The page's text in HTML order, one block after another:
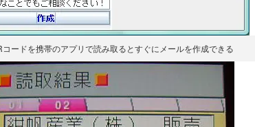
コードを携帯のアプリで読み取るとすぐにメールを作成できる